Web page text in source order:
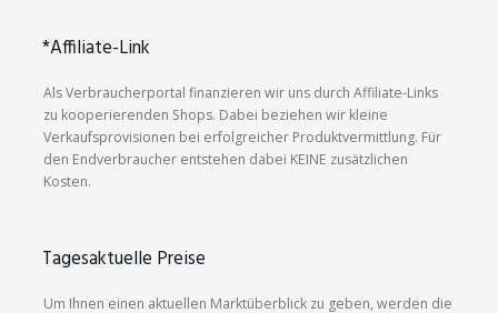
*Affiliate-Link
Als Verbraucherportal finanzieren wir uns durch Affiliate-Links
zu kooperierenden Shops. Dabei beziehen wir kleine
Verkaufsprovisionen bei erfolgreicher Produktvermittlung. Für
den Endverbraucher entstehen dabei KEINE zusätzlichen
Kosten.
Tagesaktuelle Preise
Um Ihnen einen aktuellen Marktüberblick zu geben, werden die